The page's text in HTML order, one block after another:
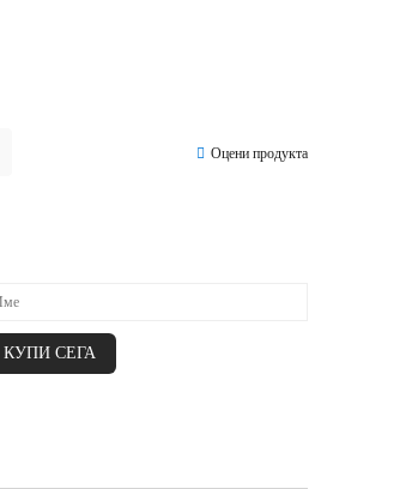
Оцени продукта